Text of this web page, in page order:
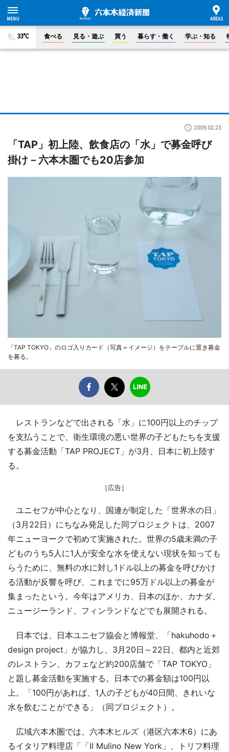
33°C 食べる 見る・遊ぶ 買う 暮らす・働く 学ぶ・知る
2009.02.23
「TAP」初上陸、飲食店の「水」で募金呼び
掛け－六本木圏でも20店参加
「TAP TOKYO」のロゴ入りカード（写真＝イメージ）をテーブルに置き募金
を募る。
レストランなどで出される「水」に100円以上のチップ
を支払うことで、衛生環境の悪い世界の子どもたちを支援
する募金活動「TAP PROJECT」が3月、日本に初上陸す
る。
［広告］
ユニセフが中心となり、国連が制定した「世界水の日」
（3月22日）にちなみ発足した同プロジェクトは、2007
年ニューヨークで初めて実施された。世界の5歳未満の子
どものうち5人に1人が安全な水を使えない現状を知っても
らうために、無料の水に対し1ドル以上の募金を呼びかけ
る活動が反響を呼び、これまでに95万ドル以上の募金が
集まったという。今年はアメリカ、日本のほか、カナダ、
ニュージーランド、フィンランドなどでも展開される。
日本では、日本ユニセフ協会と博報堂、「hakuhodo＋
design project」が協力し、3月20日～22日、都内と近郊
のレストラン、カフェなど約200店舗で「TAP TOKYO」
と題し募金活動を実施する。日本での募金額は100円以
上。「100円があれば、1人の子どもが40日間、きれいな
水を飲むことができる」（同プロジェクト）。
広域六本木圏では、六本木ヒルズ（港区六本木6）にあ
るイタリア料理店「「Il Mulino New York」、トリフ料理